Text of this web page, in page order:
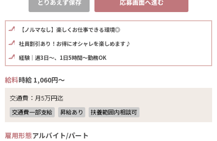
とりあえず保存 応募画面へ進む
【ノルマなし】楽しくお仕事できる環境◎
社員割引あり！お得にオシャレを楽しめます♪
経験｜週3日～、1日5時間～勤務OK
給料時給 1,060円～
交通費：月5万円迄
交通費一部支給 昇給あり 扶養範囲内相談可
雇用形態アルバイト/パート